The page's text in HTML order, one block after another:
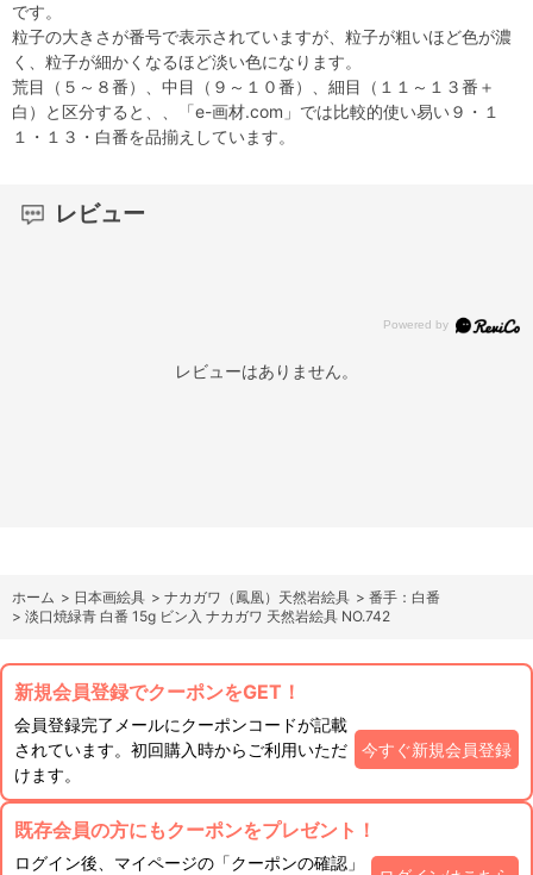
です。
粒子の大きさが番号で表示されていますが、粒子が粗いほど色が濃
く、粒子が細かくなるほど淡い色になります。
荒目（５～８番）、中目（９～１０番）、細目（１１～１３番＋
白）と区分すると、、「e-画材.com」では比較的使い易い９・１
１・１３・白番を品揃えしています。
レビュー
レビューはありません。
ホーム > 日本画絵具 > ナカガワ（鳳凰）天然岩絵具 > 番手：白番
> 淡口焼緑青 白番 15g ビン入 ナカガワ 天然岩絵具 NO.742
新規会員登録でクーポンをGET！
会員登録完了メールにクーポンコードが記載
されています。初回購入時からご利用いただ
けます。
今すぐ新規会員登録
既存会員の方にもクーポンをプレゼント！
ログイン後、マイページの「クーポンの確認」